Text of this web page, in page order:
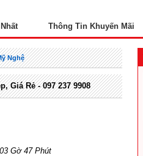
Thông Tin Khuyến Mãi
Nghệ
Giá Rẻ - 097 237 9908
Gờ 47 Phút